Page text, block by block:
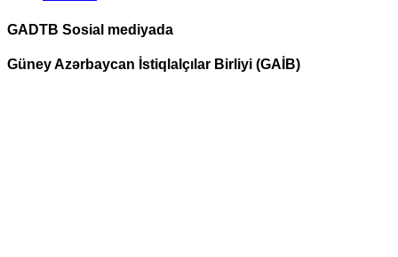
GADTB Sosial mediyada
Güney Azərbaycan İstiqlalçılar Birliyi (GAİB)